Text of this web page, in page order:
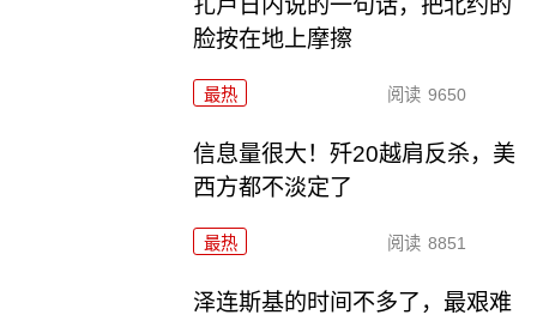
扎卢日内说的一句话，把北约的
脸按在地上摩擦
最热 阅读 9650
信息量很大！歼20越肩反杀，美
西方都不淡定了
最热 阅读 8851
泽连斯基的时间不多了，最艰难